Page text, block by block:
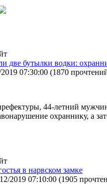
две бутылки водки:
07:30:00 (1870
44-летний
охраннику, а
в нарвском замке
2019 07:10:00 (1905